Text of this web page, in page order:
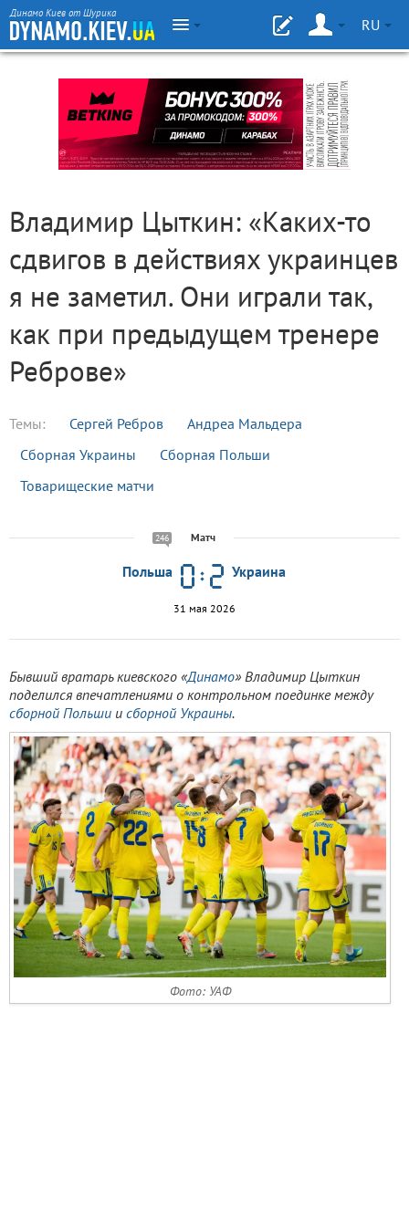
Динамо Киев от Шурика
RU
Владимир Цыткин: «Каких-то
сдвигов в действиях украинцев
я не заметил. Они играли так,
как при предыдущем тренере
Реброве»
Темы: Сергей Ребров
Андреа Мальдера
Сборная Украины
Сборная Польши
Товарищеские матчи
246 Матч
Польша Украина
31 мая 2026
Бывший вратарь киевского «Динамо» Владимир Цыткин
поделился впечатлениями о контрольном поединке между
сборной Польши и сборной Украины.
Фото: УАФ